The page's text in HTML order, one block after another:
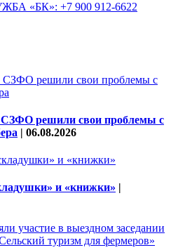
«БК»: +7 900 912-6622
СЗФО решили свои проблемы с
| 06.08.2026
и «книжки» |